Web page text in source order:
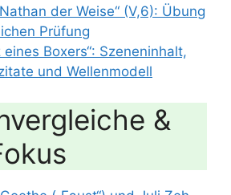
der Weise“ (V,6): Übung
Prüfung
eines Boxers“: Szeneninhalt,
und Wellenmodell
&